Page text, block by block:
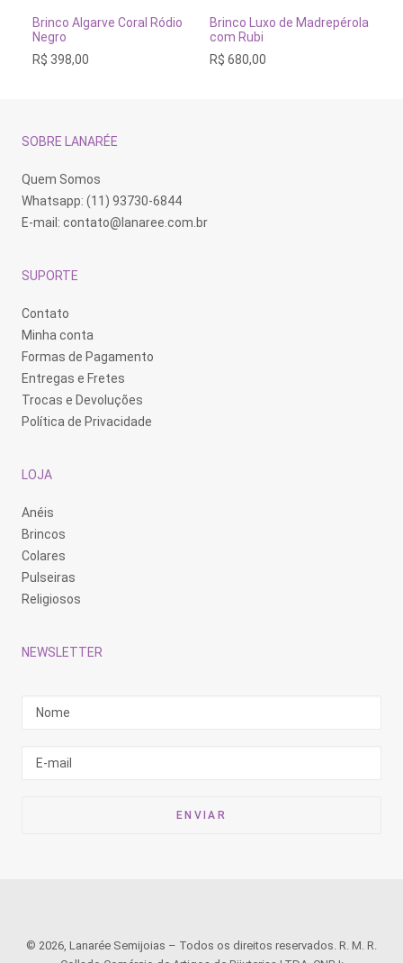
ADICIONAR AO CARRINHO
Brinco Algarve Coral Ródio
Negro
R$ 398,00
ADICIONAR AO
Brinco Luxo de Madrepérola
com Rubi
R$ 680,00
SOBRE LANARÉE
Quem Somos
Whatsapp: (11) 93730-6844
E-mail: contato@lanaree.com.br
SUPORTE
Contato
Minha conta
Formas de Pagamento
Entregas e Fretes
Trocas e Devoluções
Política de Privacidade
LOJA
Anéis
Brincos
Colares
Pulseiras
Religiosos
NEWSLETTER
© 2026, Lanarée Semijoias – Todos os direitos reservados. R. M. R.